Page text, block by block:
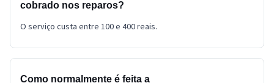
cobrado nos reparos?
O serviço custa entre 100 e 400 reais.
Como normalmente é feita a